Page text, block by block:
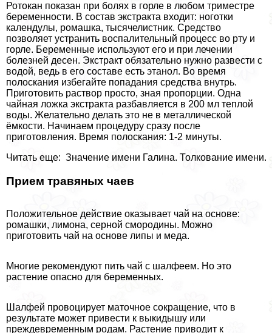
Ротокан показан при болях в горле в любом триместре
беременности. В состав экстpaкта входит: ноготки
календулы, ромашка, тысячелистник. Средство
позволяет устранить воспалительный процесс во рту и
горле. Беременные используют его и при лечении
болезней десен. Экстpaкт обязательно нужно развести с
водой, ведь в его составе есть этанол. Во время
полоскания избегайте попадания средства внутрь.
Приготовить раствор просто, зная пропорции. Одна
чайная ложка экстpaкта разбавляется в 200 мл теплой
воды. Желательно делать это не в металлической
ёмкости. Начинаем процедуру сразу после
приготовления. Время полоскания: 1-2 минуты.
Читать еще: Значение имени Галина. Толкование имени.
Прием травяных чаев
Положительное действие оказывает чай на основе:
ромашки, лимона, серной смородины. Можно
приготовить чай на основе липы и меда.
Многие рекомендуют пить чай с шалфеем. Но это
растение опасно для беременных.
Шалфей провоцирует маточное сокращение, что в
результате может привести к выкидышу или
преждевременным родам. Растение приводит к